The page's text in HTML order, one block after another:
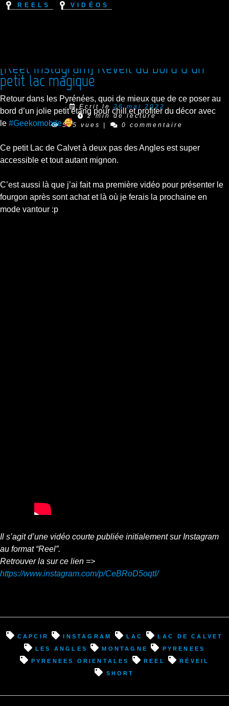
Reels Vidéos
[Reel Instagram] Réveil au bord d’un
petit lac magique
Ecrit le 26 mai 2022
2 min de lecture
505 vues
| 0 commentaire
Retour dans les Pyrénées, quoi de mieux que de ce poser au
bord d’un jolie petit étang pour chill et profiter du décor avec
le #Geekomobile
Ce petit Lac de Calvet à deux pas des Angles est super
accessible et tout autant mignon.
C’est aussi là que j’ai fait ma première vidéo pour présenter le
fourgon après sont achat et là où je ferais la prochaine en
mode vantour :p
Il s’agit d’une vidéo courte publiée initialement sur Instagram
au format “Reel”.
Retrouver la sur ce lien =>
https://www.instagram.com/p/CeBRoD5oqtI/
Capcir instagram lac
lac de Calvet
les angles
montagne
pyrenees
pyrenees orientales
reel
réveil
short